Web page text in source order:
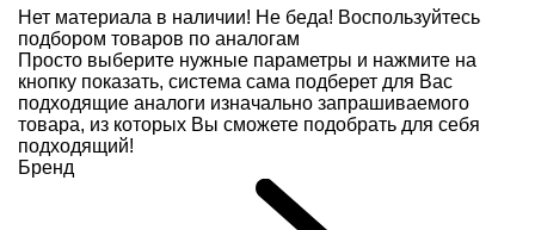
Нет материала в наличии! Не беда! Воспользуйтесь
подбором товаров по аналогам
Просто выберите нужные параметры и нажмите на
кнопку показать, система сама подберет для Вас
подходящие аналоги изначально запрашиваемого
товара, из которых Вы сможете подобрать для себя
подходящий!
Бренд